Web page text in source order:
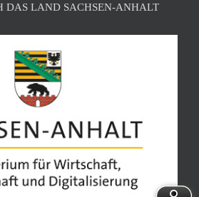
DAS LAND SACHSEN-ANHALT